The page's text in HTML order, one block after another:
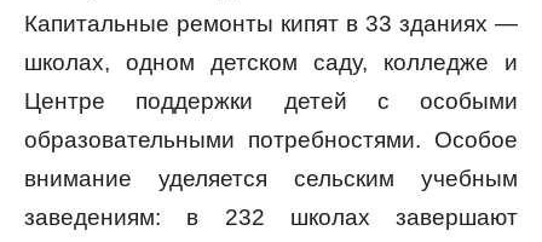
Капитальные ремонты кипят в 33 зданиях —
школах, одном детском саду, колледже и
Центре поддержки детей с особыми
образовательными потребностями. Особое
внимание уделяется сельским учебным
заведениям: в 232 школах завершают